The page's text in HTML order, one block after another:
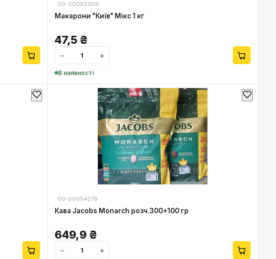
00-00082309
Макарони "Київ" Мікс 1 кг
47,5 ₴
− +
В наявності
00-00054279
Кава Jacobs Monarch розч.300+100 гр
649,9 ₴
− +